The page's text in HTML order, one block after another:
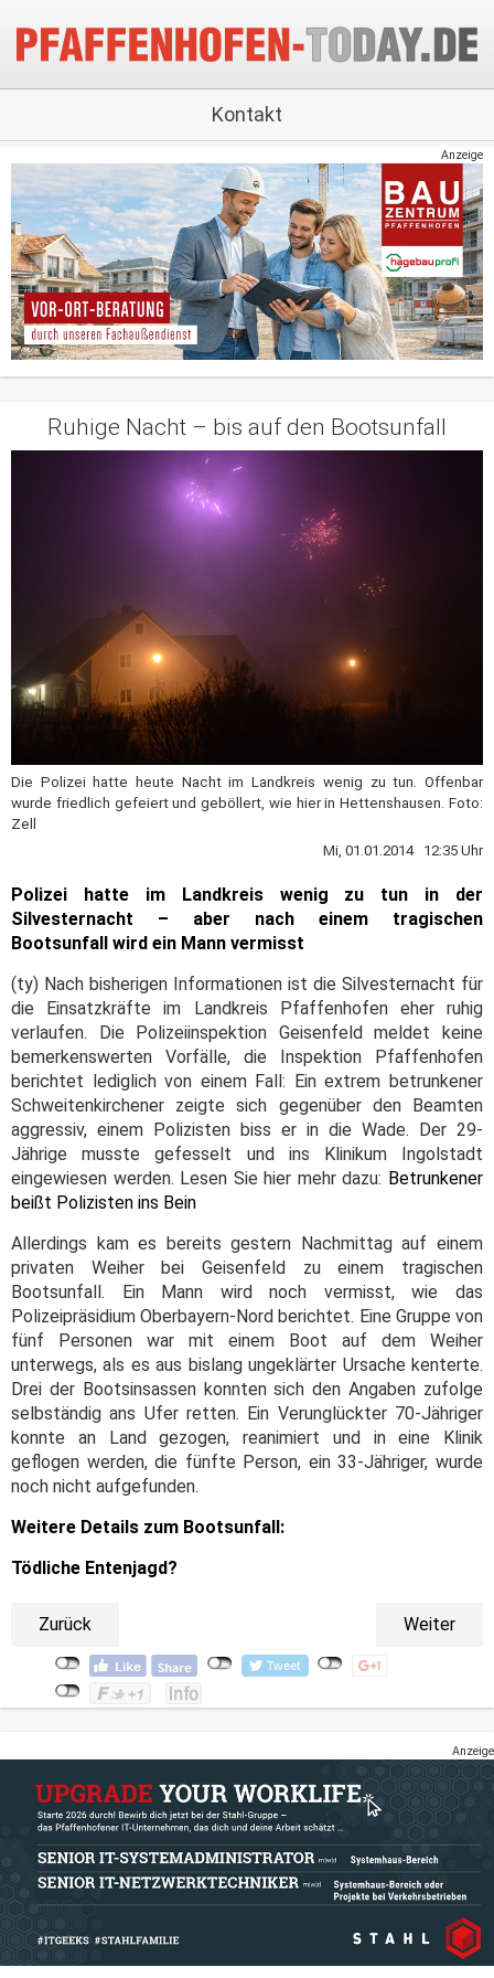
Kontakt
Anzeige
Ruhige Nacht – bis auf den Bootsunfall
Die Polizei hatte heute Nacht im Landkreis wenig zu tun. Offenbar
wurde friedlich gefeiert und geböllert, wie hier in Hettenshausen. Foto:
Zell
Mi, 01.01.2014 12:35 Uhr
Polizei hatte im Landkreis wenig zu tun in der
Silvesternacht – aber nach einem tragischen
Bootsunfall wird ein Mann vermisst
(ty) Nach bisherigen Informationen ist die Silvesternacht für
die Einsatzkräfte im Landkreis Pfaffenhofen eher ruhig
verlaufen. Die Polizeiinspektion Geisenfeld meldet keine
bemerkenswerten Vorfälle, die Inspektion Pfaffenhofen
berichtet lediglich von einem Fall: Ein extrem betrunkener
Schweitenkirchener zeigte sich gegenüber den Beamten
aggressiv, einem Polizisten biss er in die Wade. Der 29-
Jährige musste gefesselt und ins Klinikum Ingolstadt
eingewiesen werden. Lesen Sie hier mehr dazu: Betrunkener
beißt Polizisten ins Bein
Allerdings kam es bereits gestern Nachmittag auf einem
privaten Weiher bei Geisenfeld zu einem tragischen
Bootsunfall. Ein Mann wird noch vermisst, wie das
Polizeipräsidium Oberbayern-Nord berichtet. Eine Gruppe von
fünf Personen war mit einem Boot auf dem Weiher
unterwegs, als es aus bislang ungeklärter Ursache kenterte.
Drei der Bootsinsassen konnten sich den Angaben zufolge
selbständig ans Ufer retten. Ein Verunglückter 70-Jähriger
konnte an Land gezogen, reanimiert und in eine Klinik
geflogen werden, die fünfte Person, ein 33-Jähriger, wurde
noch nicht aufgefunden.
Weitere Details zum Bootsunfall:
Tödliche Entenjagd?
Zurück Weiter
Anzeige